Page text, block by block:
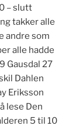
– slutt
takker alle
andre som
alle hadde
Gausdal 27
Dahlen
Eriksson
lese Den
5 til 10